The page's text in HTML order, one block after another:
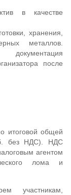
в качестве
хранения,
металлов.
после
итоговой общей
без НДС). НДС
агентом
лома и
участникам,